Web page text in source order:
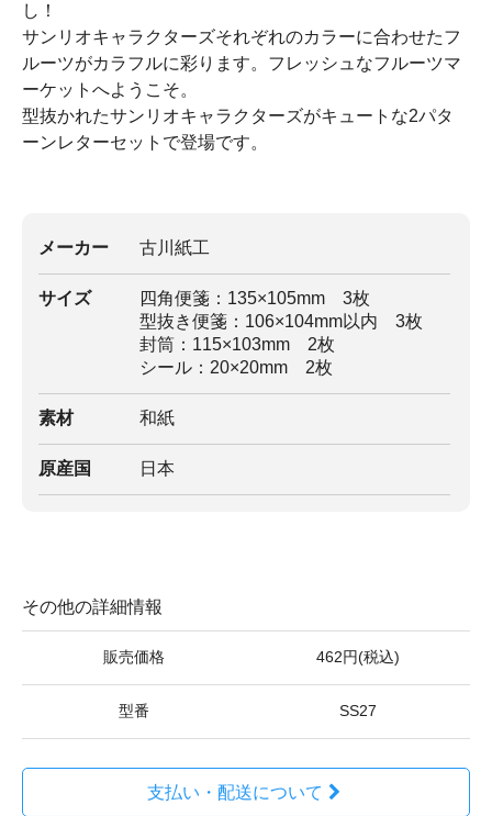
し！
サンリオキャラクターズそれぞれのカラーに合わせたフ
ルーツがカラフルに彩ります。フレッシュなフルーツマ
ーケットへようこそ。
型抜かれたサンリオキャラクターズがキュートな2パタ
ーンレターセットで登場です。
メーカー 古川紙工
サイズ
四角便箋：135×105mm 3枚
型抜き便箋：106×104mm以内 3枚
封筒：115×103mm 2枚
シール：20×20mm 2枚
素材 和紙
原産国 日本
その他の詳細情報
販売価格 462円(税込)
型番 SS27
支払い・配送について